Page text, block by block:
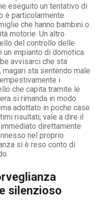
eseguito un tentativo di
è particolarmente
che hanno bambini o
motorie. Un altro
del controllo delle
un impianto di domotica
avvisarci che sta
magari sta sentendo male
i
che capita tramite le
si rimanda in modo
adottato in poche case
risultati, vale a dire il
direttamente
nel proprio
si è reso conto di
silenzioso